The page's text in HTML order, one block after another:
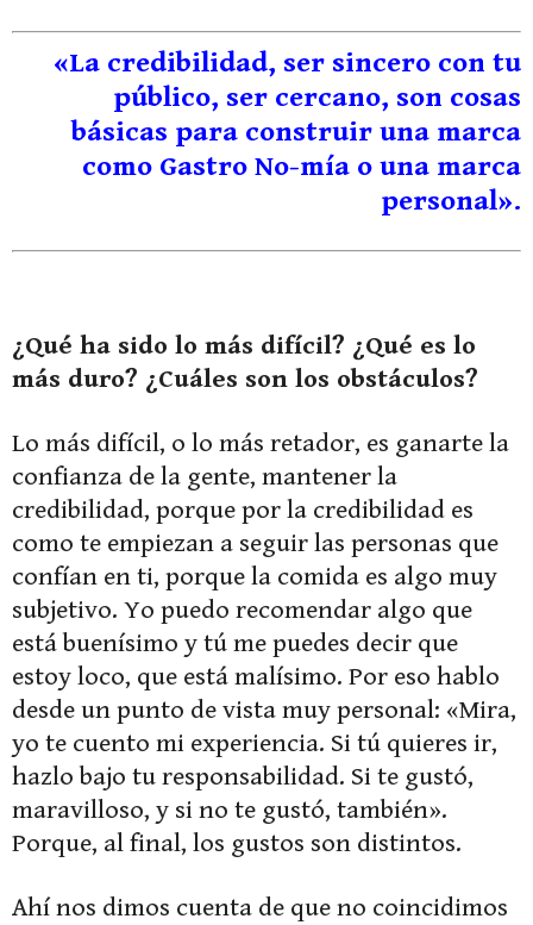
«La credibilidad, ser sincero con tu
público, ser cercano, son cosas
básicas para construir una marca
como Gastro No-mía o una marca
personal».
¿Qué ha sido lo más difícil? ¿Qué es lo
más duro? ¿Cuáles son los obstáculos?
Lo más difícil, o lo más retador, es ganarte la
confianza de la gente, mantener la
credibilidad, porque por la credibilidad es
como te empiezan a seguir las personas que
confían en ti, porque la comida es algo muy
subjetivo. Yo puedo recomendar algo que
está buenísimo y tú me puedes decir que
estoy loco, que está malísimo. Por eso hablo
desde un punto de vista muy personal: «Mira,
yo te cuento mi experiencia. Si tú quieres ir,
hazlo bajo tu responsabilidad. Si te gustó,
maravilloso, y si no te gustó, también».
Porque, al final, los gustos son distintos.
Ahí nos dimos cuenta de que no coincidimos